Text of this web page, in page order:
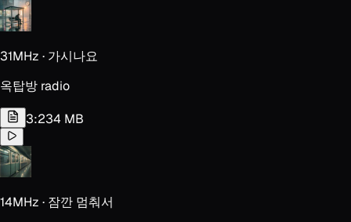
31MHz · 가시나요
옥탑방 radio
3:234 MB
14MHz · 잠깐 멈춰서